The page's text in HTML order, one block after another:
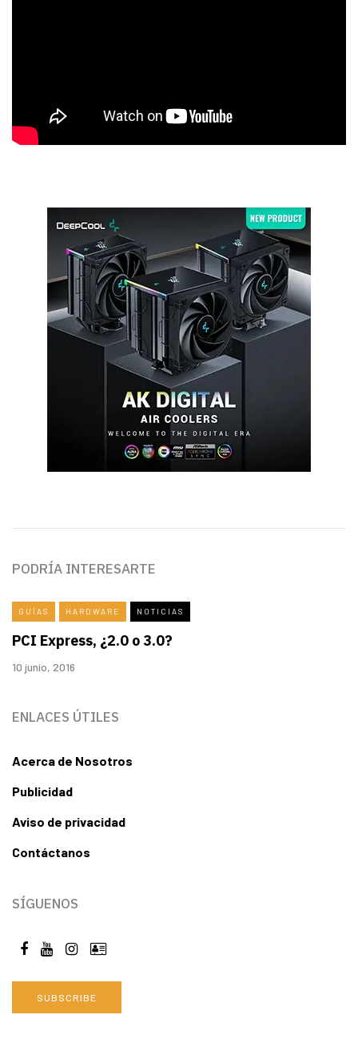
PODRÍA INTERESARTE
GUÍAS HARDWARE NOTICIAS
PCI Express, ¿2.0 o 3.0?
10 junio, 2016
ENLACES ÚTILES
Acerca de Nosotros
Publicidad
Aviso de privacidad
Contáctanos
SÍGUENOS
SUBSCRIBE